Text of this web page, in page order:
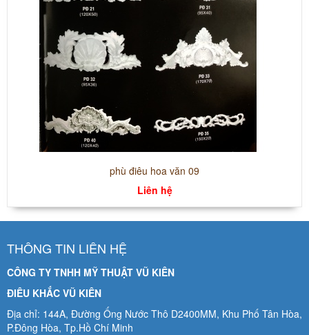
phù điêu hoa văn 09
Liên hệ
THÔNG TIN LIÊN HỆ
CÔNG TY TNHH MỸ THUẬT VŨ KIÊN
ĐIÊU KHẮC VŨ KIÊN
Địa chỉ: 144A, Đường Ống Nước Thô D2400MM, Khu Phố Tân Hòa,
P.Đông Hòa, Tp.Hồ Chí Minh